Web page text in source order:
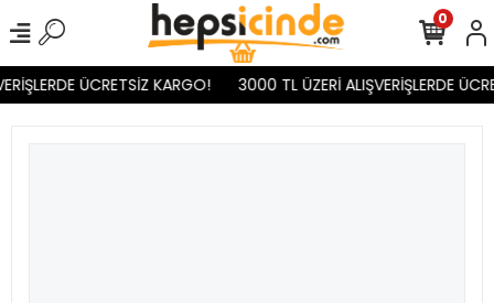
ÜCRETSİZ KARGO! 3000 TL ÜZERİ ALIŞVERİŞLERDE
0